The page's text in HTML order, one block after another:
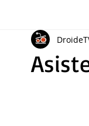
Comparte tu talento